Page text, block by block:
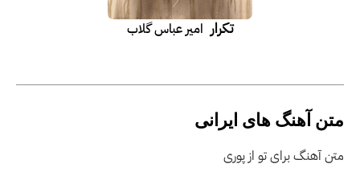
تکرار امیر عباس گلاب
متن آهنگ های ایرانی
متن آهنگ برای تو از پوری